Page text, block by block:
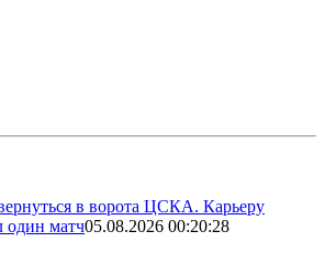
в ворота ЦСКА. Карьеру
один матч05.08.2026 00:20:28